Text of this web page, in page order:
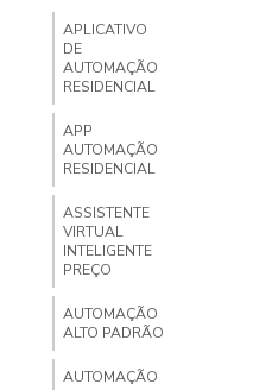
APLICATIVO
DE
AUTOMAÇÃO
RESIDENCIAL
APP
AUTOMAÇÃO
RESIDENCIAL
ASSISTENTE
VIRTUAL
INTELIGENTE
PREÇO
AUTOMAÇÃO
ALTO PADRÃO
AUTOMAÇÃO